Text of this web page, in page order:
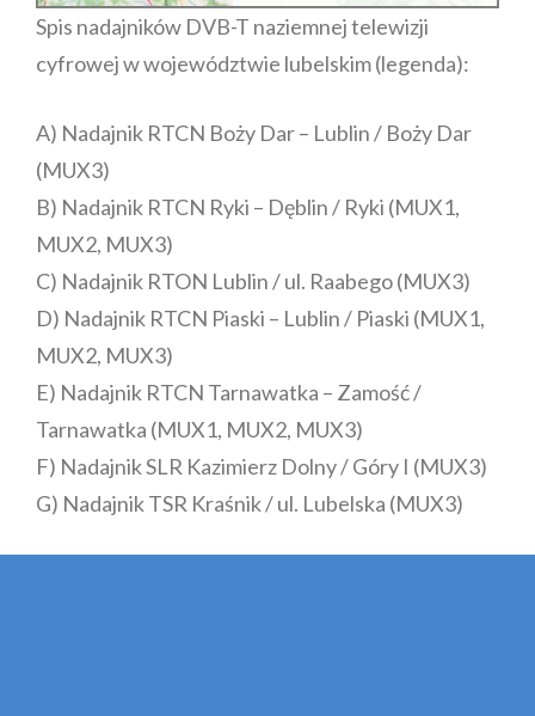
Spis nadajników DVB-T naziemnej telewizji
cyfrowej w województwie lubelskim (legenda):
A) Nadajnik RTCN Boży Dar – Lublin / Boży Dar
(MUX3)
B) Nadajnik RTCN Ryki – Dęblin / Ryki (MUX1,
MUX2, MUX3)
C) Nadajnik RTON Lublin / ul. Raabego (MUX3)
D) Nadajnik RTCN Piaski – Lublin / Piaski (MUX1,
MUX2, MUX3)
E) Nadajnik RTCN Tarnawatka – Zamość /
Tarnawatka (MUX1, MUX2, MUX3)
F) Nadajnik SLR Kazimierz Dolny / Góry I (MUX3)
G) Nadajnik TSR Kraśnik / ul. Lubelska (MUX3)